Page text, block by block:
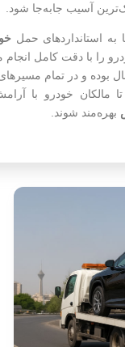
آسیب جابه‌جا شود.
به استانداردهای حمل
را با دقت کامل انجام
بوده و در تمام
مالکان خودرو با
بهره‌مند شوند.